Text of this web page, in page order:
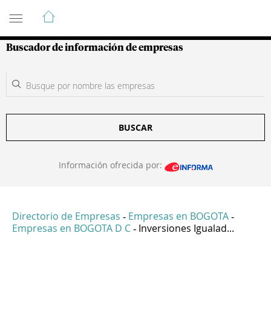
Guía de Empresas Colombianas
Buscador de información de empresas
BUSCAR
Información ofrecida por:
Directorio de Empresas - Empresas en BOGOTA -
Empresas en BOGOTA D C - Inversiones Igualad...